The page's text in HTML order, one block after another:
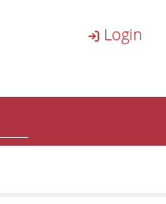
Login